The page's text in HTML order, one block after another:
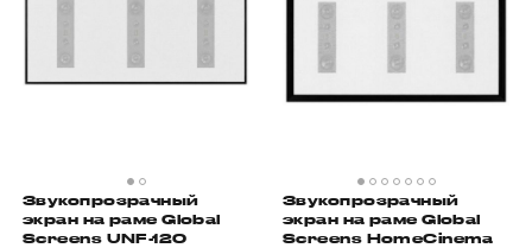
Звукопрозрачный
экран на раме Global
Screens UNF-120
Звукопрозрачный
экран на раме Global
Screens HomeCinema